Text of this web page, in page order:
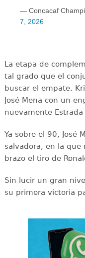
— Concacaf
7, 2026
La etapa de
tal grado que el
buscar el empate.
José Mena con un
nuevamente
Ya sobre el 90, José
salvadora, en la que
brazo el tiro de
Sin lucir un gran
su primera victoria